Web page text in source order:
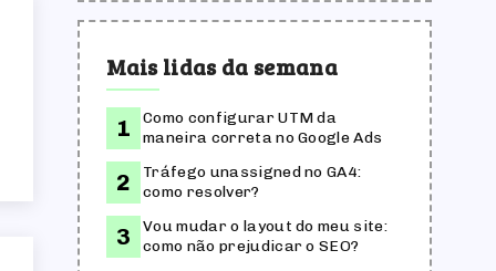
Mais lidas da semana
Como configurar UTM da
maneira correta no Google Ads
Tráfego unassigned no GA4:
como resolver?
Vou mudar o layout do meu site:
como não prejudicar o SEO?